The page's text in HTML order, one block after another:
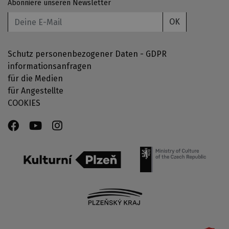
Abonniere unseren Newsletter
OK
Schutz personenbezogener Daten - GDPR
informationsanfragen
für die Medien
für Angestellte
COOKIES